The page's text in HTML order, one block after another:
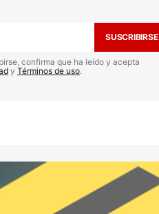
SUSCRIBIRSE
confirma que ha leído y acepta
y Términos de uso.